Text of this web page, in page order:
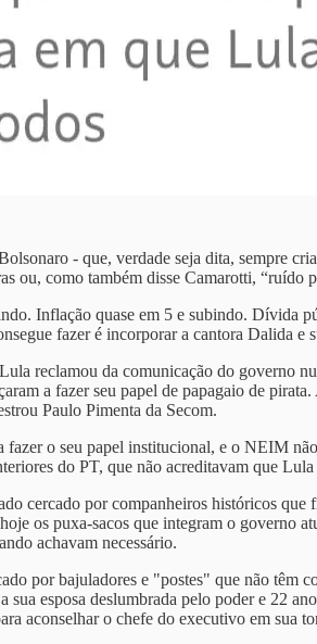
- que, verdade seja dita, sempre
ou, como também disse Camarotti, “ruído
Inflação quase em 5 e subindo. Dívida
fazer é incorporar a cantora Dalida e
reclamou da comunicação do
a fazer seu papel de papagaio de
Paulo Pimenta da Secom.
fazer o seu papel institucional, e o NEIM
do PT, que não acreditavam que
cercado por companheiros históricos
os puxa-sacos que integram o governo
achavam necessário.
por bajuladores e "postes" que não têm
sua esposa deslumbrada pelo poder e 22
aconselhar o chefe do executivo em sua